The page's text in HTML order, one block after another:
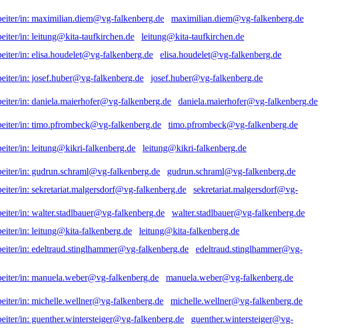
maximilian.diem@vg-falkenberg.de
leitung@kita-taufkirchen.de
elisa.houdelet@vg-falkenberg.de
josef.huber@vg-falkenberg.de
daniela.maierhofer@vg-falkenberg.de
timo.pfrombeck@vg-falkenberg.de
leitung@kikri-falkenberg.de
gudrun.schraml@vg-falkenberg.de
sekretariat.malgersdorf@vg-
walter.stadlbauer@vg-falkenberg.de
leitung@kita-falkenberg.de
edeltraud.stinglhammer@vg-
manuela.weber@vg-falkenberg.de
michelle.wellner@vg-falkenberg.de
guenther.wintersteiger@vg-